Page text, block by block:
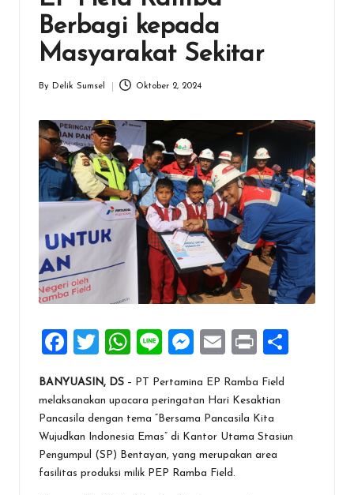
Berbagi kepada
Masyarakat Sekitar
By Delik Sumsel Oktober 2, 2024
F
ce
b
o
o
T
tt
er
W
at
s
A
p
Li
e
M
se
n
g
er
E
ai
l
Pr
t
BANYUASIN, DS – PT Pertamina EP Ramba Field
melaksanakan upacara peringatan Hari Kesaktian
Pancasila dengan tema “Bersama Pancasila Kita
Wujudkan Indonesia Emas” di Kantor Utama Stasiun
Pengumpul (SP) Bentayan, yang merupakan area
fasilitas produksi milik PEP Ramba Field.